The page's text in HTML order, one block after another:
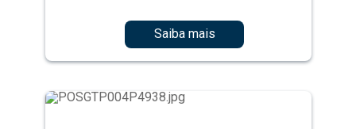
Saiba mais